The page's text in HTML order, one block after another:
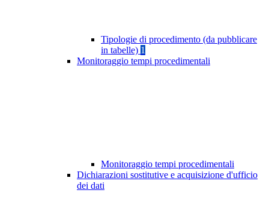
Tipologie di procedimento (da pubblicare
in tabelle) 1
Monitoraggio tempi procedimentali
Monitoraggio tempi procedimentali
Dichiarazioni sostitutive e acquisizione d'ufficio
dei dati